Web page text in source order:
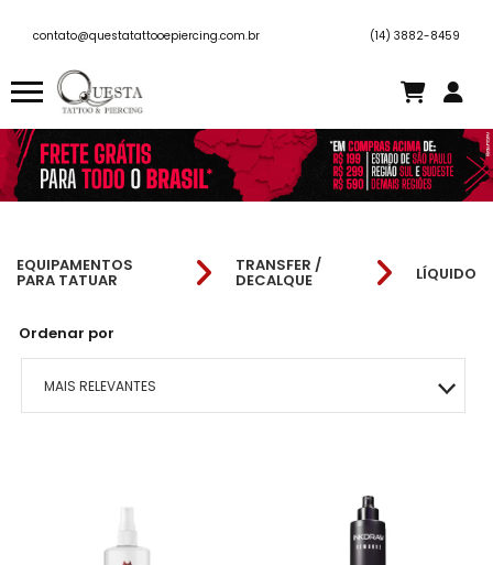
contato@questatattooepiercing.com.br (14) 3882-8459
EQUIPAMENTOS
PARA TATUAR
TRANSFER /
DECALQUE LÍQUIDO
Ordenar por
MAIS RELEVANTES
MAIOR PREÇO